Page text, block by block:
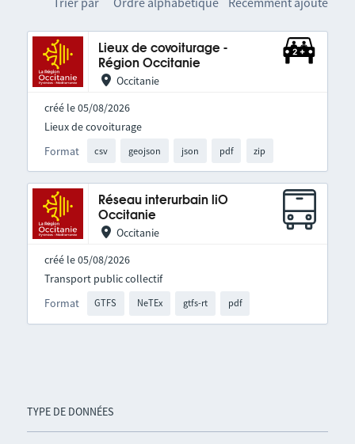
TYPE DE DONNÉES
Lieux de covoiturage -
Région Occitanie
Occitanie
créé le 05/08/2026
Format csv geojson json pdf zip
Lieux de covoiturage
Réseau interurbain liO
Occitanie
Occitanie
créé le 05/08/2026
Format GTFS NeTEx gtfs-rt pdf
Transport public collectif